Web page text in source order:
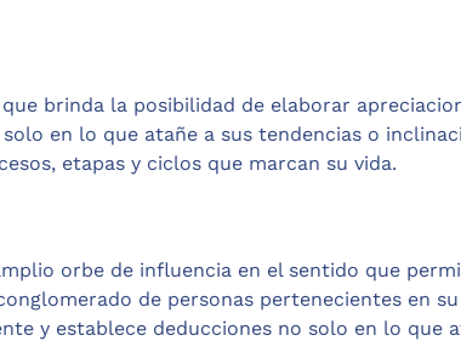
brinda la posibilidad de elaborar
en lo que atañe a sus tendencias o
etapas y ciclos que marcan su vida.
orbe de influencia en el sentido que
de personas pertenecientes en
y establece deducciones no solo en lo que